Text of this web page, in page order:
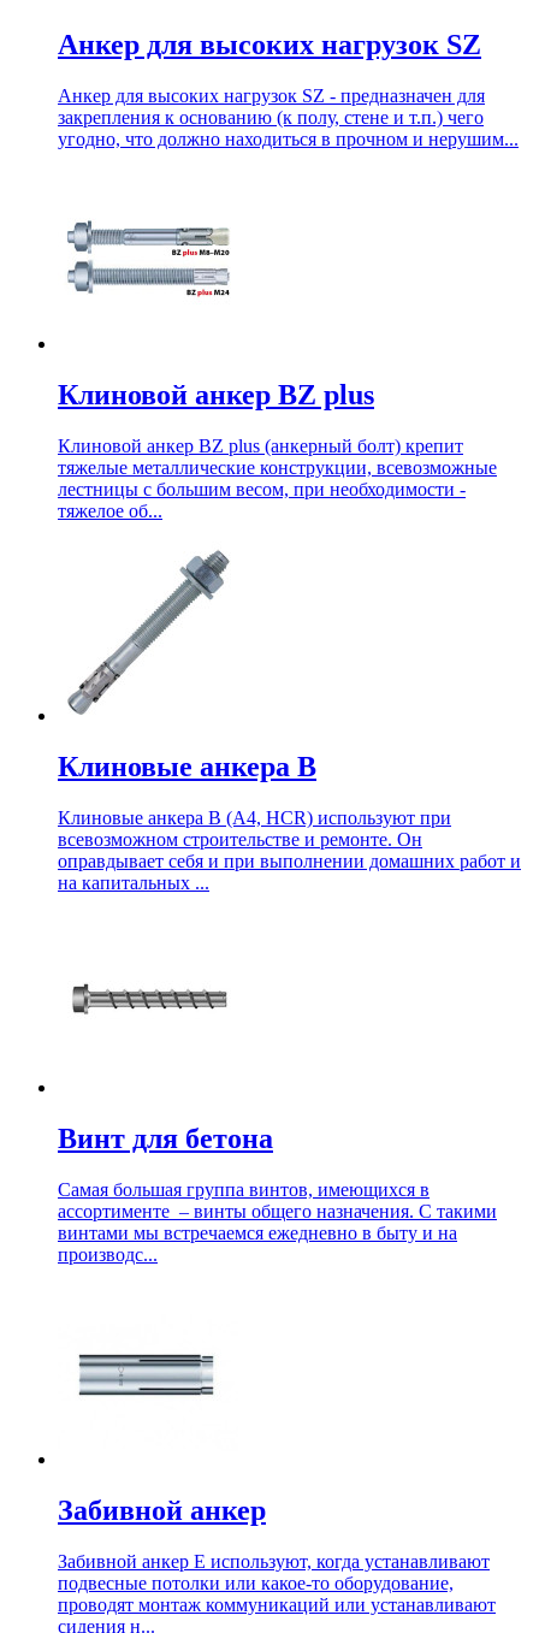
Анкер для высоких нагрузок SZ
Анкер для высоких нагрузок SZ - предназначен для
закрепления к основанию (к полу, стене и т.п.) чего
угодно, что должно находиться в прочном и нерушим...
Клиновой анкер BZ plus
Клиновой анкер BZ plus (анкерный болт) крепит
тяжелые металлические конструкции, всевозможные
лестницы с большим весом, при необходимости -
тяжелое об...
Клиновые анкера В
Клиновые анкера В (А4, HCR) используют при
всевозможном строительстве и ремонте. Он
оправдывает себя и при выполнении домашних работ и
на капитальных ...
Винт для бетона
Самая большая группа винтов, имеющихся в
ассортименте – винты общего назначения. C такими
винтами мы встречаемся ежедневно в быту и на
производс...
Забивной анкер
Забивной анкер Е используют, когда устанавливают
подвесные потолки или какое-то оборудование,
проводят монтаж коммуникаций или устанавливают
сидения н...